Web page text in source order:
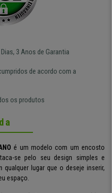
3 Anos de Garantia
de acordo com a
os produtos
é um modelo com um encosto
se pelo seu design simples e
lugar que o deseje inserir,
espaço.